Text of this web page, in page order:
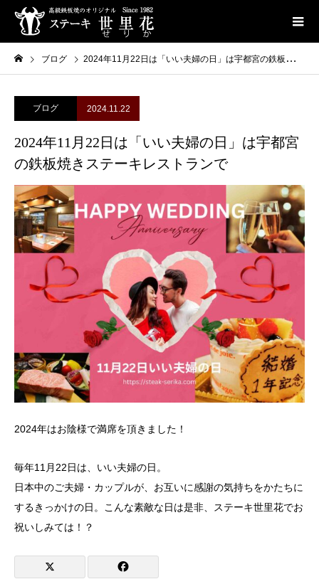
ブログ 2024年11月22日は「いい夫婦の日」は宇都宮の鉄板焼きステーキレストランで
ブログ 2024.11.22
2024年11月22日は「いい夫婦の日」は宇都宮
の鉄板焼きステーキレストランで
2024年はお陰様で満席を頂きました！
毎年11月22日は、いい夫婦の日。
日本中のご夫婦・カップルが、お互いに感謝の気持ちをかたちに
するきっかけの日。こんな素敵な日は是非、ステーキ世里花でお
祝いしみては！？